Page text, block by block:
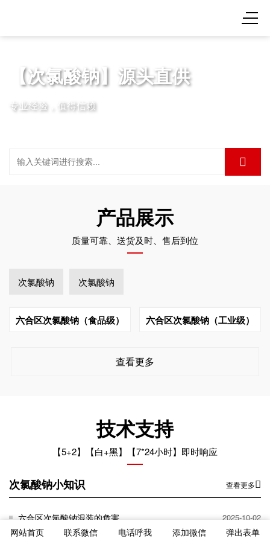
【次氯酸钠】源头直供
专业经验，值得信赖
产品展示
质量可靠、送货及时、售后到位
次氯酸钠 次氯酸钠
六合区次氯酸钠（食品级） 六合区次氯酸钠（工业级）
查看更多
技术支持
【5+2】【白+黑】【7*24小时】即时响应
次氯酸钠小知识 查看更多
六合区次氯酸钠混装的危害 2025-10-02
网站首页 联系微信 电话呼我 添加微信 弹出表单